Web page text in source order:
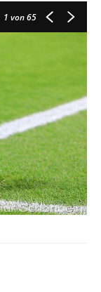
1 von 65